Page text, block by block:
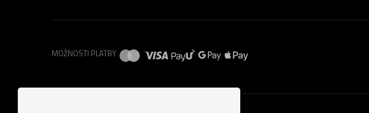
MOŽNOSTI PLATBY